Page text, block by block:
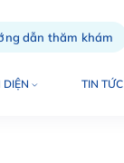
dẫn thăm khám
DIỆN TIN TỨC